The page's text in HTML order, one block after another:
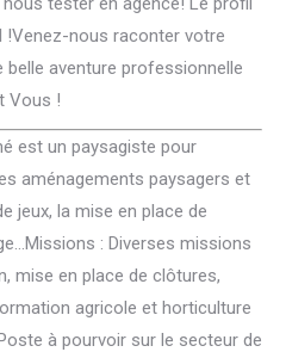
!Venez-nous raconter votre
aventure professionnelle
Vous !
est un paysagiste pour
aménagements paysagers et
jeux, la mise en place de
: Diverses missions
mise en place de clôtures,
agricole et horticulture
à pourvoir sur le secteur de